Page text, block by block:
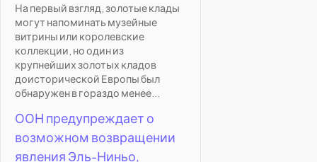
На первый взгляд, золотые клады
могут напоминать музейные
витрины или королевские
коллекции, но один из
крупнейших золотых кладов
доисторической Европы был
обнаружен в гораздо менее...
ООН предупреждает о
возможном возвращении
явления Эль-Ниньо,